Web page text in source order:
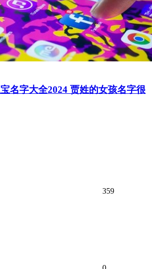
名字大全2024 贾姓的女孩名字很
359